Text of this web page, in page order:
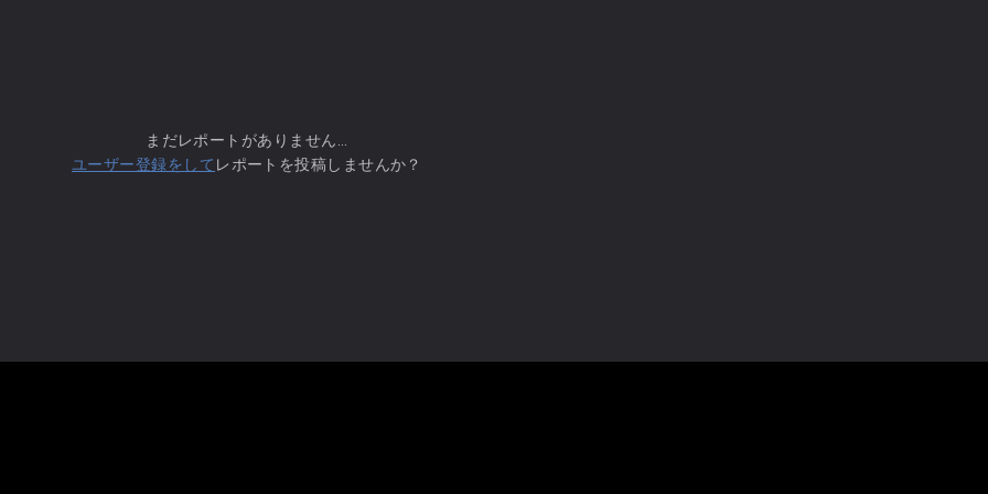
まだレポートがありません...
ユーザー登録をして レポートを投稿しませんか？